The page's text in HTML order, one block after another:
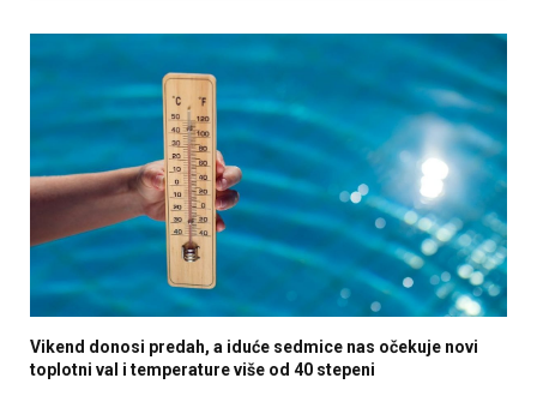
Vikend donosi predah, a iduće sedmice nas očekuje novi
toplotni val i temperature više od 40 stepeni